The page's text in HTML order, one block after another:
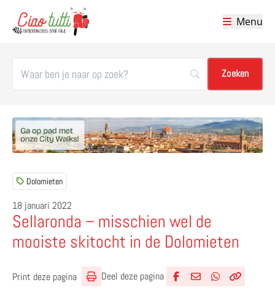
Menu
Dolomieten
18 januari 2022
Sellaronda – misschien wel de
mooiste skitocht in de Dolomieten
Print deze pagina Deel deze pagina